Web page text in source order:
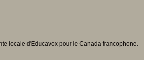
locale d'Educavox pour le Canada francophone.